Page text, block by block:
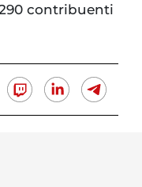
contribuenti